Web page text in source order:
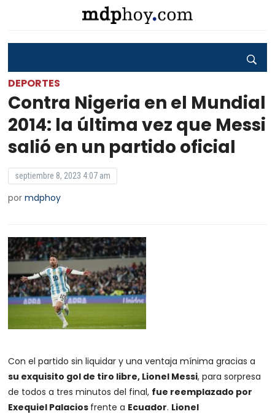
DEPORTES
Contra Nigeria en el Mundial
2014: la última vez que Messi
salió en un partido oficial
septiembre 8, 2023 4:07 am
pormdphoy
Con el partido sin liquidar y una ventaja mínima gracias a
su exquisito gol de tiro libre, Lionel Messi, para sorpresa
de todos a tres minutos del final, fue reemplazado por
Exequiel Palacios frente a Ecuador. Lionel